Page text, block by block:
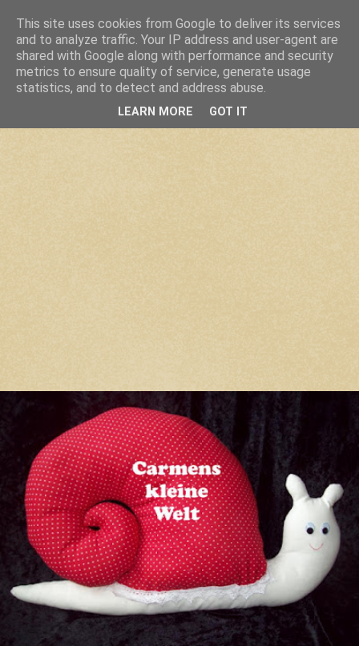
This site uses cookies from Google to deliver its services
and to analyze traffic. Your IP address and user-agent are
shared with Google along with performance and security
metrics to ensure quality of service, generate usage
statistics, and to detect and address abuse.
LEARN MORE GOT IT